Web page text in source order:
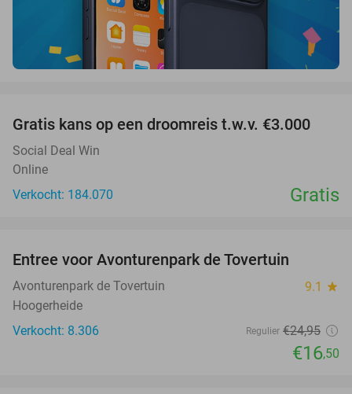
Gratis kans op een droomreis t.w.v. €3.000
Social Deal Win
Online
Verkocht: 184.070
Gratis
Entree voor Avonturenpark de Tovertuin
Avonturenpark de Tovertuin 9.1 star
Hoogerheide
Verkocht: 8.306
Regulier €24,95
€16,50